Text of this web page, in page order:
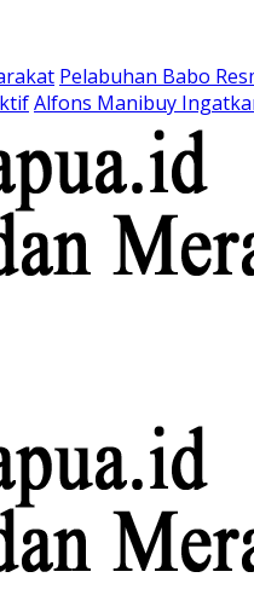
Pelabuhan Babo
Alfons Manibuy